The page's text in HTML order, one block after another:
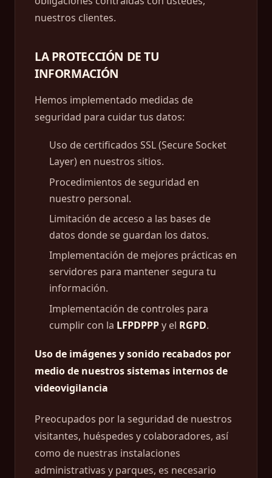
nuestros clientes.
LA PROTECCIÓN DE TU
INFORMACIÓN
Hemos implementado medidas de
seguridad para cuidar tus datos:
Uso de certificados SSL (Secure Socket
Layer) en nuestros sitios.
Procedimientos de seguridad en
nuestro personal.
Limitación de acceso a las bases de
datos donde se guardan los datos.
Implementación de mejores prácticas en
servidores para mantener segura tu
información.
Implementación de controles para
cumplir con la LFPDPPPy el RGPD.
Uso de imágenes y sonido recabados por
medio de nuestros sistemas internos de
videovigilancia
Preocupados por la seguridad de nuestros
visitantes, huéspedes y colaboradores, así
como de nuestras instalaciones
administrativas y parques, es necesario